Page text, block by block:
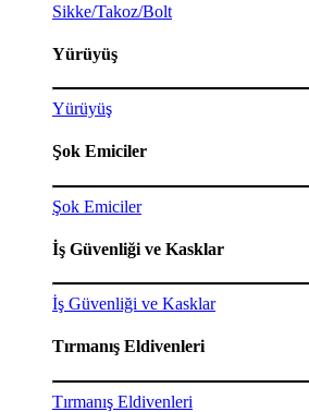
Sikke/Takoz/Bolt
Yürüyüş
Yürüyüş
Şok Emiciler
Şok Emiciler
İş Güvenliği ve Kasklar
İş Güvenliği ve Kasklar
Tırmanış Eldivenleri
Tırmanış Eldivenleri